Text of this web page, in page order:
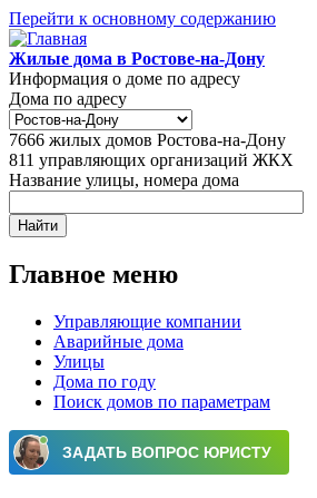
Перейти к основному содержанию
Жилые дома в Ростове-на-Дону
Информация о доме по адресу
Дома по адресу
7666 жилых домов Ростова-на-Дону
811 управляющих организаций ЖКХ
Название улицы, номера дома
Главное меню
Управляющие компании
Аварийные дома
Улицы
Дома по году
Поиск домов по параметрам